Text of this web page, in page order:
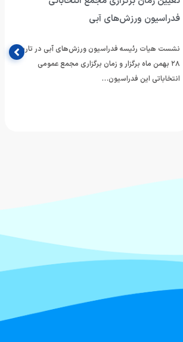
فدراسیون ورزش‌های آبی
نشست هیات رئیسه فدراسیون ورزش‌های آبی در تاریخ
۲۸ بهمن ماه برگزار و زمان برگزاری مجمع عمومی
انتخاباتی این فدراسیون…